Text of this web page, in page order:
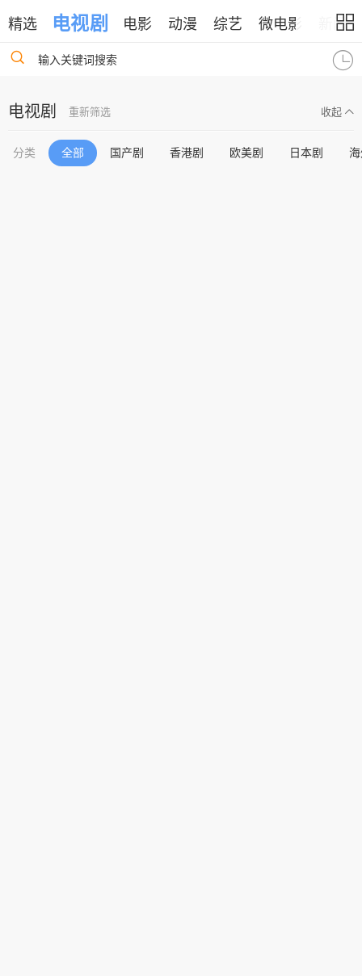
精选 电视剧 电影 动漫 综艺 微电影 新闻
输入关键词搜索
电视剧 重新筛选 收起
分类 全部 国产剧 香港剧 欧美剧 日本剧